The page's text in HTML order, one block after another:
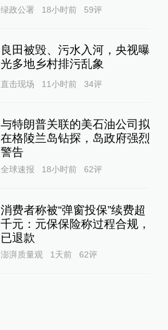
绿政公署 18小时前 59评
良田被毁、污水入河，央视曝
光多地乡村排污乱象
直击现场 11小时前 34评
与特朗普关联的美石油公司拟
在格陵兰岛钻探，岛政府强烈
警告
全球速报 18小时前 62评
消费者称被“弹窗投保”续费超
千元：元保保险称过程合规，
已退款
澎湃质量观 1天前 62评